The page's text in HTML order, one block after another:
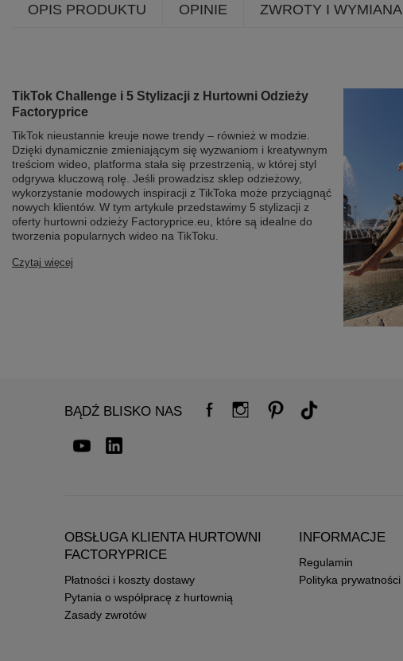
OPIS PRODUKTU OPINIE ZWROTY I WYMIANA
TikTok Challenge i 5 Stylizacji z Hurtowni Odzieży
Factoryprice
TikTok nieustannie kreuje nowe trendy – również w modzie.
Dzięki dynamicznie zmieniającym się wyzwaniom i kreatywnym
treściom wideo, platforma stała się przestrzenią, w której styl
odgrywa kluczową rolę. Jeśli prowadzisz sklep odzieżowy,
wykorzystanie modowych inspiracji z TikToka może przyciągnąć
nowych klientów. W tym artykule przedstawimy 5 stylizacji z
oferty hurtowni odzieży Factoryprice.eu, które są idealne do
tworzenia popularnych wideo na TikToku.
Czytaj więcej
BĄDŹ BLISKO NAS
OBSŁUGA KLIENTA HURTOWNI
FACTORYPRICE
Płatności i koszty dostawy
Pytania o współpracę z hurtownią
Zasady zwrotów
INFORMACJE
Regulamin
Polityka prywatności